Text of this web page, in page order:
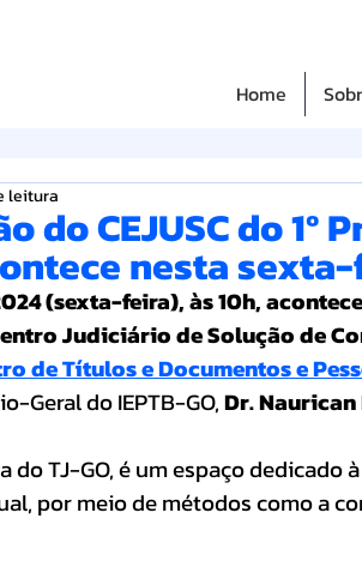
Home
do CEJUSC do 1º
nesta
leitura
(sexta-feira), às 10h,
Judiciário de Solução de
de Títulos e Documentos e
Geral do IEPTB-GO, Dr.
do TJ-GO, é um espaço
por meio de métodos como a